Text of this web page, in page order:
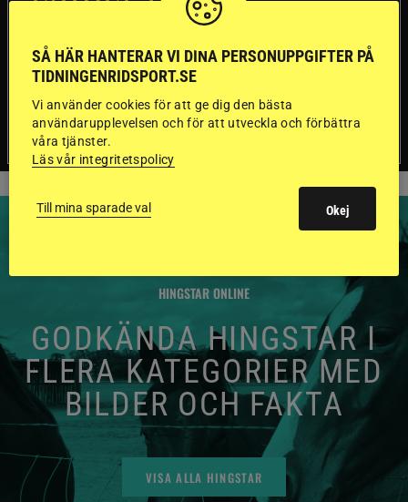
Folksam har testat 15 ridhjälmar i olika
prisklasser för att se vilken som är den säkraste.
Det visar sig vara stor skillnad på säkerheten
mellan de olika hjälmarna – och dyrast är inte
bäst.
HINGSTAR ONLINE
GODKÄNDA HINGSTAR I
FLERA KATEGORIER MED
BILDER OCH FAKTA
VISA ALLA HINGSTAR
SÅ HÄR HANTERAR VI DINA PERSONUPPGIFTER PÅ
TIDNINGENRIDSPORT.SE
Vi använder cookies för att ge dig den bästa
användarupplevelsen och för att utveckla och förbättra
våra tjänster.
Läs vår integritetspolicy
Till mina sparade val Okej